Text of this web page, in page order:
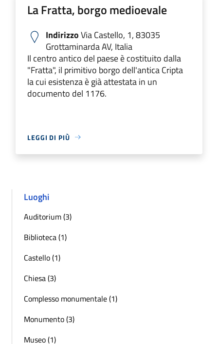
La Fratta, borgo medioevale
IndirizzoVia Castello, 1, 83035
Grottaminarda AV, Italia
Il centro antico del paese è costituito dalla
"Fratta", il primitivo borgo dell'antica Cripta
la cui esistenza è già attestata in un
documento del 1176.
LEGGI DI PIÙ
Luoghi
Auditorium (3)
Biblioteca (1)
Castello (1)
Chiesa (3)
Complesso monumentale (1)
Monumento (3)
Museo (1)